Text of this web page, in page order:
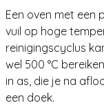
Een oven met een
vuil op hoge
reinigingscyclus
wel 500 °C
in as, die je na
een doek.